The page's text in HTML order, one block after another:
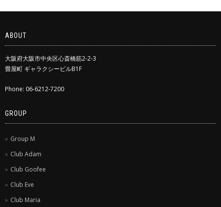
ABOUT
大阪府大阪市中央区心斎橋筋2-2-3
畳屋町 ギャラクシービルB1F
Phone: 06-6212-7200
GROUP
Group M
Club Adam
Club Goofee
Club Eve
Club Maria